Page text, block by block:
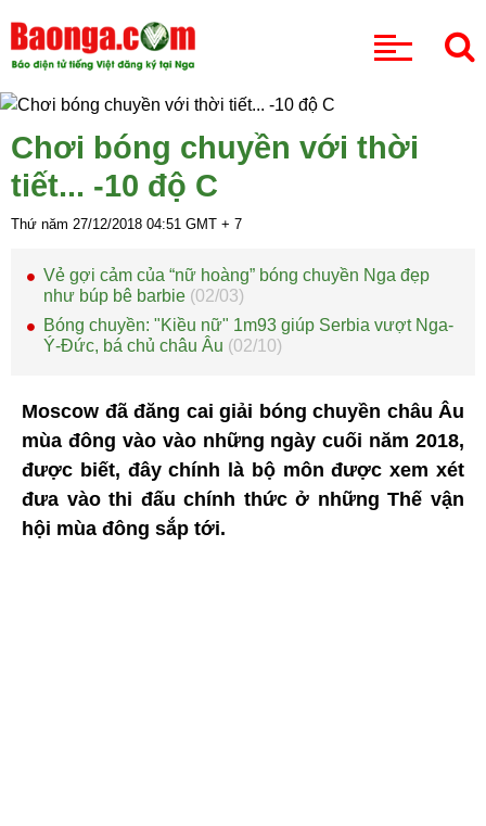
Chơi bóng chuyền với thời
tiết... -10 độ C
Thứ năm 27/12/2018 04:51 GMT + 7
Vẻ gợi cảm của “nữ hoàng” bóng chuyền Nga đẹp
như búp bê barbie (02/03)
Bóng chuyền: "Kiều nữ" 1m93 giúp Serbia vượt Nga-
Ý-Đức, bá chủ châu Âu (02/10)
Moscow đã đăng cai giải bóng chuyền châu Âu
mùa đông vào vào những ngày cuối năm 2018,
được biết, đây chính là bộ môn được xem xét
đưa vào thi đấu chính thức ở những Thế vận
hội mùa đông sắp tới.